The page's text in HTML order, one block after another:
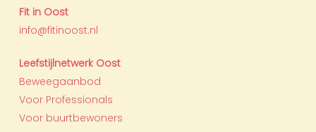
Fit in Oost
info@fitinoost.nl
Leefstijlnetwerk Oost
Beweegaanbod
Voor Professionals
Voor buurtbewoners